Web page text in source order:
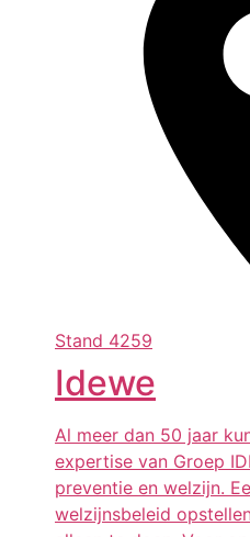
Stand 4259
Idewe
Al meer dan 50 jaar
expertise van Groep
preventie en welzijn.
welzijnsbeleid